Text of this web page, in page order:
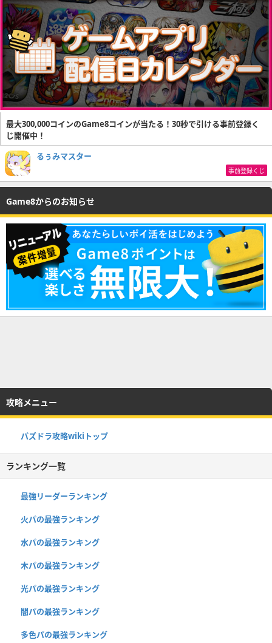
最大300,000コインのGame8コインが当たる！30秒で引ける事前登録く
じ開催中！
るぅみマスター
事前登録くじ
Game8からのお知らせ
攻略メニュー
パズドラ攻略wikiトップ
ランキング一覧
最強リーダーランキング
火パの最強ランキング
水パの最強ランキング
木パの最強ランキング
光パの最強ランキング
闇パの最強ランキング
多色パの最強ランキング